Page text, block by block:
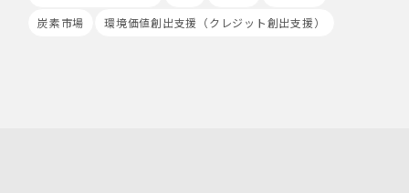
イト訪問履歴を収集、記録、分析します。当社は、
炭素市場
環境価値創出支援（クレジット創出支援）